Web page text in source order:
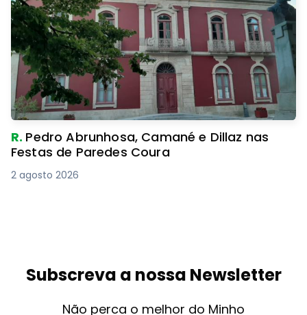
R. Pedro Abrunhosa, Camané e Dillaz nas
Festas de Paredes Coura
2 agosto 2026
Subscreva a nossa Newsletter
Não perca o melhor do Minho